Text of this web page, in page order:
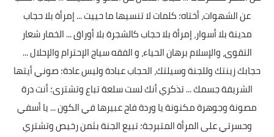
عن الشهوات، أختاه؛ كلمات لا تنسيها ما حييت ... إمرأة بلا حجاب
مدينة بلا أسوار، إمرأة بلا حجاب كالشجرة بلا أوراق ... الخمار شعار
التقوى، والإسلام برهان الحياء، و الفقه سياج الإحترام والإحلال ...
حجابك زينتك وللجنة وسيلتك، الحجاب عبادة وليس عادة؛ صوني أيتها
الشريفة جسمك ... تذكري أنك لست سلعة تباع وتشترى؛ أنت درة
مصونة وجوهرة مكنونة يا وردة فاح عبيرها في الكون ... يا أسفي
وحسرتي على المرأة المتبرجة؛ تبيع الجنة بثمن رخيص وتشتري